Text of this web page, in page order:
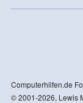
Computerhilfen.de
© 2001-2026, Lewis